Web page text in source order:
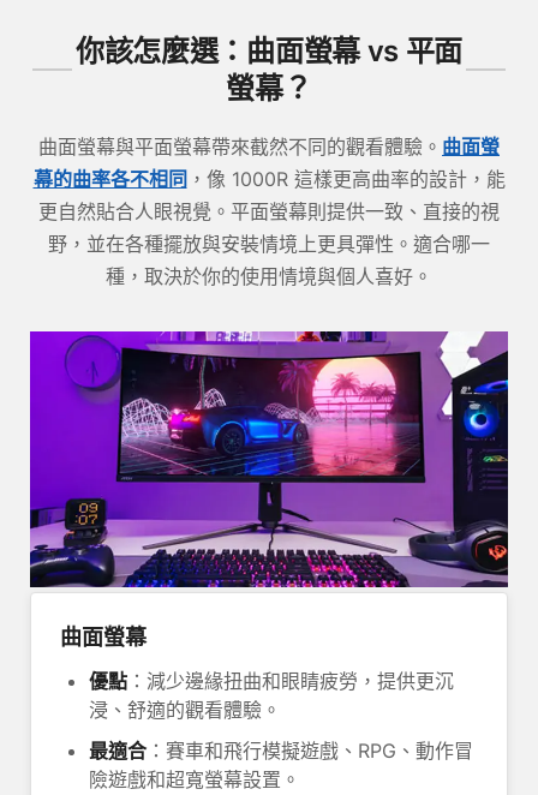
你該怎麼選：曲面螢幕 vs 平面
螢幕？
曲面螢幕與平面螢幕帶來截然不同的觀看體驗。 曲面螢
幕的曲率各不相同 ，像 1000R 這樣更高曲率的設計，能
更自然貼合人眼視覺。平面螢幕則提供一致、直接的視
野，並在各種擺放與安裝情境上更具彈性。適合哪一
種，取決於你的使用情境與個人喜好。
曲面螢幕
優點 ：減少邊緣扭曲和眼睛疲勞，提供更沉
浸、舒適的觀看體驗。
最適合 ：賽車和飛行模擬遊戲、RPG、動作冒
險遊戲和超寬螢幕設置。